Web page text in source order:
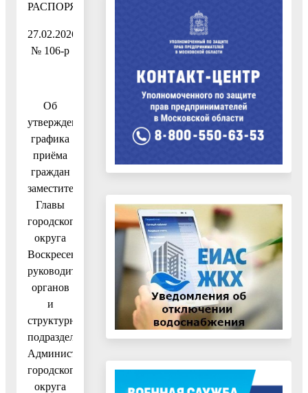
РАСПОРЯЖЕНИЕ
27.02.2026
№ 106-р
Об
утверждении
графика
приёма
граждан
заместителями
Главы
городского
округа
Воскресенск,
руководителями
органов
и
структурных
подразделений
Администрации
городского
округа